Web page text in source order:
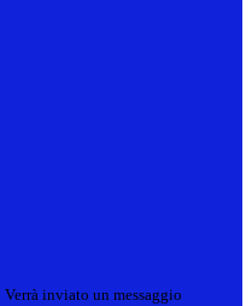
Verrà inviato un messaggio